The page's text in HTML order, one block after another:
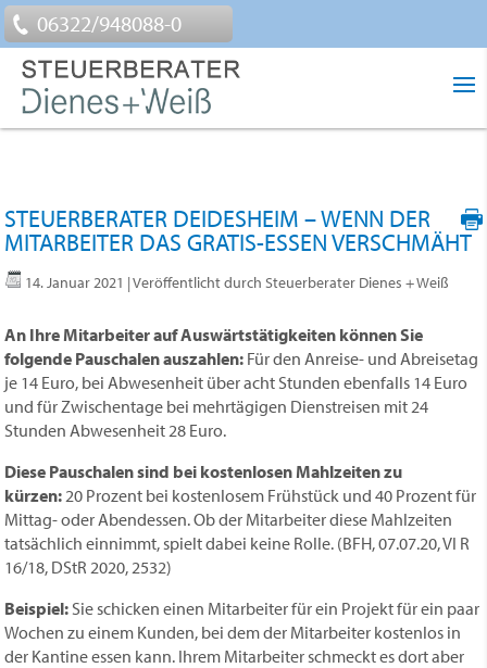
06322/948088-0
STEUERBERATER DEIDESHEIM – WENN DER
MITARBEITER DAS GRATIS-ESSEN VERSCHMÄHT
14. Januar 2021 | Veröffentlicht durch Steuerberater Dienes + Weiß
An Ihre Mitarbeiter auf Auswärtstätigkeiten können Sie
folgende Pauschalen auszahlen: Für den Anreise- und Abreisetag
je 14 Euro, bei Abwesenheit über acht Stunden ebenfalls 14 Euro
und für Zwischentage bei mehrtägigen Dienstreisen mit 24
Stunden Abwesenheit 28 Euro.
Diese Pauschalen sind bei kostenlosen Mahlzeiten zu
kürzen:20 Prozent bei kostenlosem Frühstück und 40 Prozent für
Mittag- oder Abendessen. Ob der Mitarbeiter diese Mahlzeiten
tatsächlich einnimmt, spielt dabei keine Rolle. (BFH, 07.07.20, VI R
16/18, DStR 2020, 2532)
Beispiel: Sie schicken einen Mitarbeiter für ein Projekt für ein paar
Wochen zu einem Kunden, bei dem der Mitarbeiter kostenlos in
der Kantine essen kann. Ihrem Mitarbeiter schmeckt es dort aber